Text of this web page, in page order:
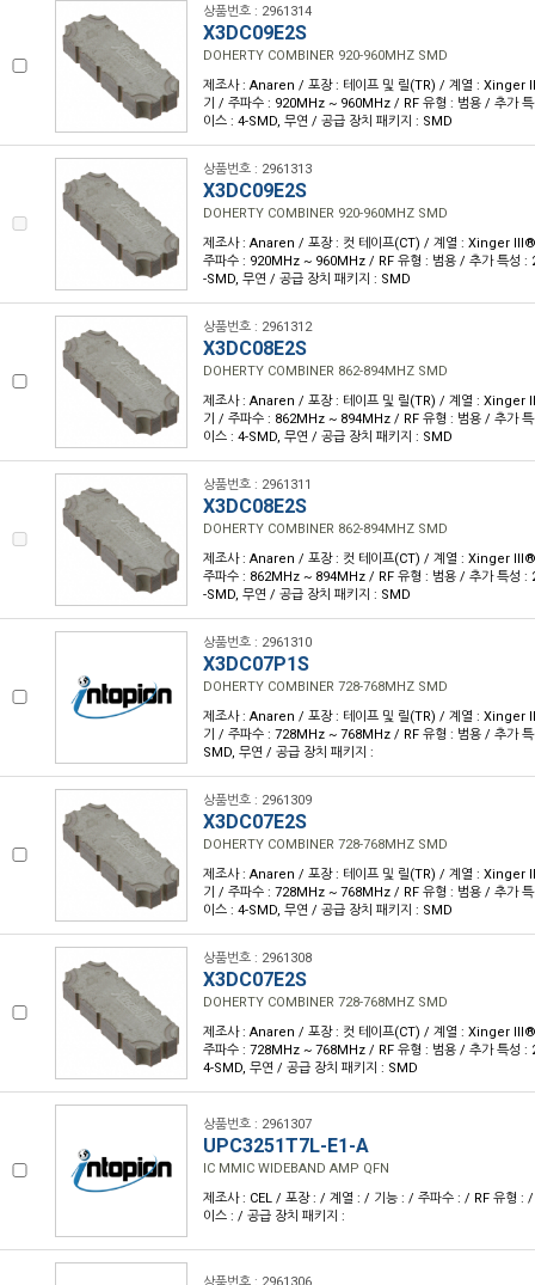
상품번호 : 2961314
X3DC09E2S
DOHERTY COMBINER 920-960MHZ SMD
제조사 : Anaren / 포장 : 테이프 및 릴(TR) / 계열 : Xinger
기 / 주파수 : 920MHz ~ 960MHz / RF 유형 : 범용 / 추가
이스 : 4-SMD, 무연 / 공급 장치 패키지 : SMD
상품번호 : 2961313
X3DC09E2S
DOHERTY COMBINER 920-960MHZ SMD
제조사 : Anaren / 포장 : 컷 테이프(CT) / 계열 : Xinger
주파수 : 920MHz ~ 960MHz / RF 유형 : 범용 / 추가 특성 :
-SMD, 무연 / 공급 장치 패키지 : SMD
상품번호 : 2961312
X3DC08E2S
DOHERTY COMBINER 862-894MHZ SMD
제조사 : Anaren / 포장 : 테이프 및 릴(TR) / 계열 : Xinger
기 / 주파수 : 862MHz ~ 894MHz / RF 유형 : 범용 / 추가
이스 : 4-SMD, 무연 / 공급 장치 패키지 : SMD
상품번호 : 2961311
X3DC08E2S
DOHERTY COMBINER 862-894MHZ SMD
제조사 : Anaren / 포장 : 컷 테이프(CT) / 계열 : Xinger
주파수 : 862MHz ~ 894MHz / RF 유형 : 범용 / 추가 특성 :
-SMD, 무연 / 공급 장치 패키지 : SMD
상품번호 : 2961310
X3DC07P1S
DOHERTY COMBINER 728-768MHZ SMD
제조사 : Anaren / 포장 : 테이프 및 릴(TR) / 계열 : Xinger
기 / 주파수 : 728MHz ~ 768MHz / RF 유형 : 범용 / 추가
SMD, 무연 / 공급 장치 패키지 :
상품번호 : 2961309
X3DC07E2S
DOHERTY COMBINER 728-768MHZ SMD
제조사 : Anaren / 포장 : 테이프 및 릴(TR) / 계열 : Xinger
기 / 주파수 : 728MHz ~ 768MHz / RF 유형 : 범용 / 추가
이스 : 4-SMD, 무연 / 공급 장치 패키지 : SMD
상품번호 : 2961308
X3DC07E2S
DOHERTY COMBINER 728-768MHZ SMD
제조사 : Anaren / 포장 : 컷 테이프(CT) / 계열 : Xinger
주파수 : 728MHz ~ 768MHz / RF 유형 : 범용 / 추가 특성 :
4-SMD, 무연 / 공급 장치 패키지 : SMD
상품번호 : 2961307
UPC3251T7L-E1-A
IC MMIC WIDEBAND AMP QFN
제조사 : CEL / 포장 : / 계열 : / 기능 : / 주파수 : / RF 유형 :
이스 : / 공급 장치 패키지 :